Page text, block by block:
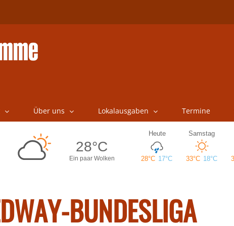
Über uns Lokalausgaben Termine
BUNDESLIGA